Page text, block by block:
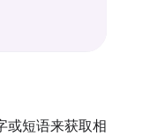
或短语来获取相